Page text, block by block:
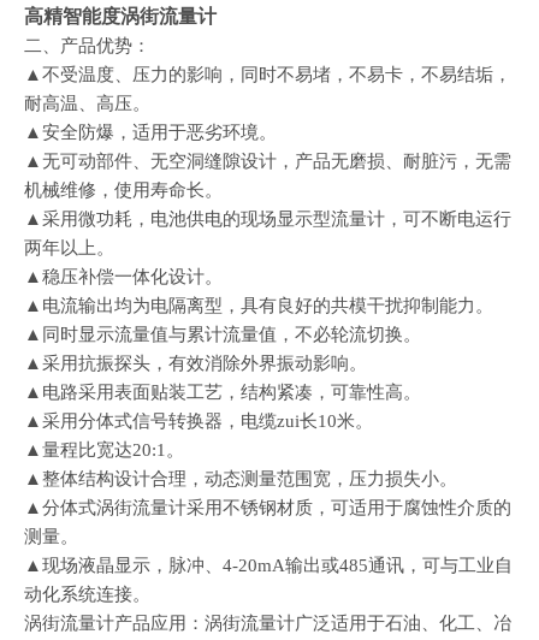
高精智能度涡街流量计
二、 产品优势：
▲不受温度、压力的影响，同时不易堵，不易卡，不易结垢，
耐高温、高压。
▲安全防爆，适用于恶劣环境。
▲无可动部件、无空洞缝隙设计，产品无磨损、耐脏污，无需
机械维修，使用寿命长。
▲采用微功耗，电池供电的现场显示型流量计，可不断电运行
两年以上。
▲稳压补偿一体化设计。
▲电流输出均为电隔离型，具有良好的共模干扰抑制能力。
▲同时显示流量值与累计流量值，不必轮流切换。
▲采用抗振探头，有效消除外界振动影响。
▲电路采用表面贴装工艺，结构紧凑，可靠性高。
▲采用分体式信号转换器，电缆zui长10米。
▲量程比宽达20:1。
▲整体结构设计合理，动态测量范围宽，压力损失小。
▲分体式涡街流量计采用不锈钢材质，可适用于腐蚀性介质的
测量。
▲现场液晶显示，脉冲、4-20mA输出或485通讯，可与工业自
动化系统连接。
涡街流量计产品应用：涡街流量计广泛适用于石油、化工、冶